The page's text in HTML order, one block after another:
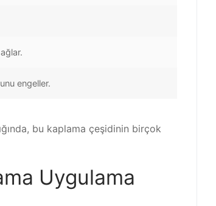
engeller.
bu kaplama çeşidinin birçok
Uygulama